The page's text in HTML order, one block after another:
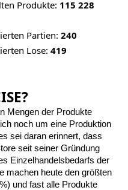
Produkte: 115 228
Partien: 240
Lose: 419
Mengen der Produkte
noch um eine Produktion
sei daran erinnert, dass
seit seiner Gründung
Einzelhandelsbedarfs der
machen heute den größten
und fast alle Produkte